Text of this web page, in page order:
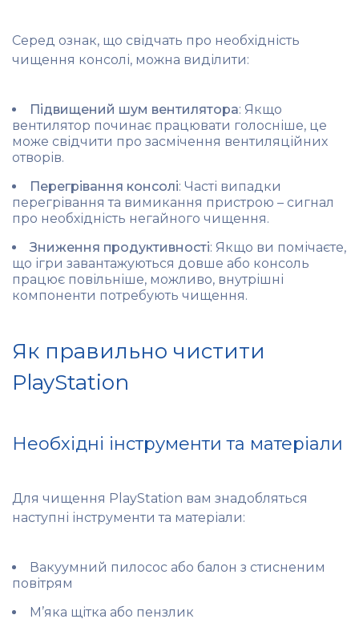
Серед ознак, що свідчать про необхідність
чищення консолі, можна виділити:
Підвищений шум вентилятора: Якщо
вентилятор починає працювати голосніше, це
може свідчити про засмічення вентиляційних
отворів.
Перегрівання консолі: Часті випадки
перегрівання та вимикання пристрою – сигнал
про необхідність негайного чищення.
Зниження продуктивності: Якщо ви помічаєте,
що ігри завантажуються довше або консоль
працює повільніше, можливо, внутрішні
компоненти потребують чищення.
Як правильно чистити
PlayStation
Необхідні інструменти та матеріали
Для чищення PlayStation вам знадобляться
наступні інструменти та матеріали:
Вакуумний пилосос або балон з стисненим
повітрям
М’яка щітка або пензлик